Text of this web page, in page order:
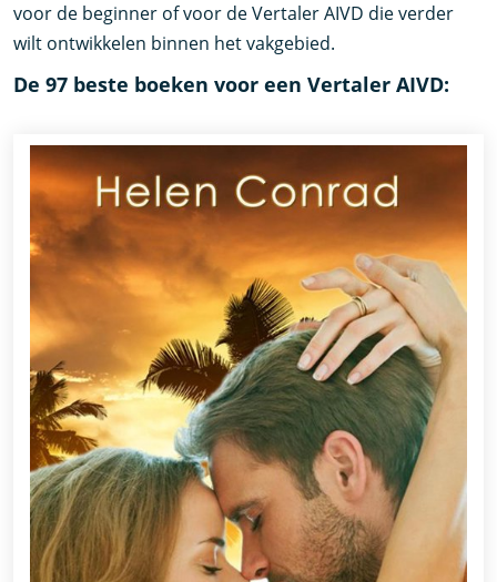
voor de beginner of voor de Vertaler AIVD die verder
wilt ontwikkelen binnen het vakgebied.
De 97 beste boeken voor een Vertaler AIVD: